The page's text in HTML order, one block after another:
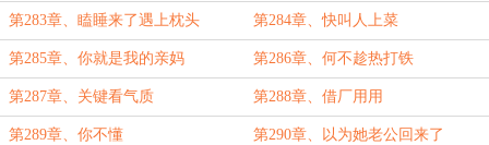
第283章、瞌睡来了遇上枕头 第284章、快叫人上菜
第285章、你就是我的亲妈 第286章、何不趁热打铁
第287章、关键看气质 第288章、借厂用用
第289章、你不懂 第290章、以为她老公回来了